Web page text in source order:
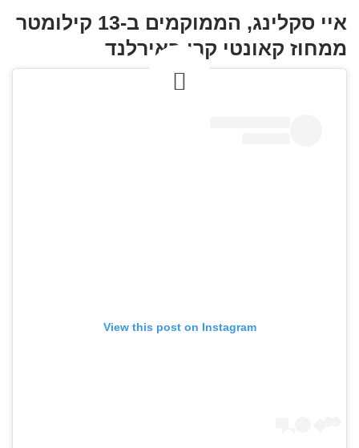
איי סקלינג, הממוקמים ב-13 קילומטר
ממחוז קאונטי קרי באירלנד
View this post on Instagram